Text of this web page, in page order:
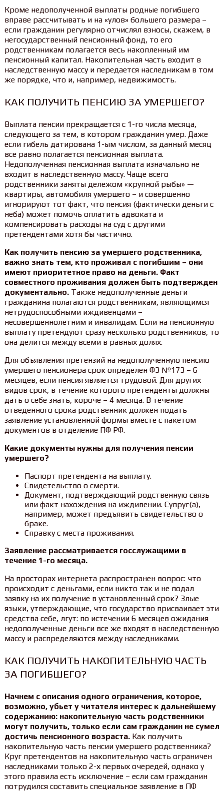
Кроме недополученной выплаты родные погибшего
вправе рассчитывать и на «улов» большего размера –
если гражданин регулярно отчислял взносы, скажем, в
негосударственный пенсионный фонд, то его
родственникам полагается весь накопленный им
пенсионный капитал. Накопительная часть входит в
наследственную массу и передается наследникам в том
же порядке, что и, например, недвижимость.
КАК ПОЛУЧИТЬ ПЕНСИЮ ЗА УМЕРШЕГО?
Выплата пенсии прекращается с 1-го числа месяца,
следующего за тем, в котором гражданин умер. Даже
если гибель датирована 1-ым числом, за данный месяц
все равно полагается пенсионная выплата.
Недополученная пенсионная выплата изначально не
входит в наследственную массу. Чаще всего
родственники заняты дележом «крупной рыбы» —
квартиры, автомобиля умершего – и совершенно
игнорируют тот факт, что пенсия (фактически деньги с
неба) может помочь оплатить адвоката и
компенсировать расходы на суд с другими
претендентами хотя бы частично.
Как получить пенсию за умершего родственника,
важно знать тем, кто проживал с погибшим – они
имеют приоритетное право на деньги. Факт
совместного проживания должен быть подтвержден
документально.Также недополученные деньги
гражданина полагаются родственникам, являющимся
нетрудоспособными иждивенцами –
несовершеннолетним и инвалидам. Если на пенсионную
выплату претендуют сразу несколько родственников, то
она делится между всеми в равных долях.
Для объявления претензий на недополученную пенсию
умершего пенсионера срок определен ФЗ №173 – 6
месяцев, если пенсия является трудовой. Для других
видов срок, в течение которого претенденты должны
дать о себе знать, короче – 4 месяца. В течение
отведенного срока родственник должен подать
заявление установленной формы вместе с пакетом
документов в отделение ПФ РФ.
Какие документы нужны для получения пенсии
умершего?
Паспорт претендента на выплату.
Свидетельство о смерти.
Документ, подтверждающий родственную связь
или факт нахождения на иждивении. Супруг(а),
например, может предъявить свидетельство о
браке.
Справку с места проживания.
Заявление рассматривается госслужащими в
течение 1-го месяца.
На просторах интернета распространен вопрос: что
происходит с деньгами, если никто так и не подал
заявку на их получение в установленный срок? Злые
языки, утверждающие, что государство присваивает эти
средства себе, лгут: по истечении 6 месяцев ожидания
недополученные деньги все же входят в наследственную
массу и распределяются между наследниками.
КАК ПОЛУЧИТЬ НАКОПИТЕЛЬНУЮ ЧАСТЬ
ЗА ПОГИБШЕГО?
Начнем с описания одного ограничения, которое,
возможно, убьет у читателя интерес к дальнейшему
содержанию: накопительную часть родственники
могут получить, только если сам гражданин не сумел
достичь пенсионного возраста.Как получить
накопительную часть пенсии умершего родственника?
Круг претендентов на накопительную часть ограничен
наследниками только 2-х первых очередей, однако у
этого правила есть исключение – если сам гражданин
потрудился составить специальное заявление в ПФ